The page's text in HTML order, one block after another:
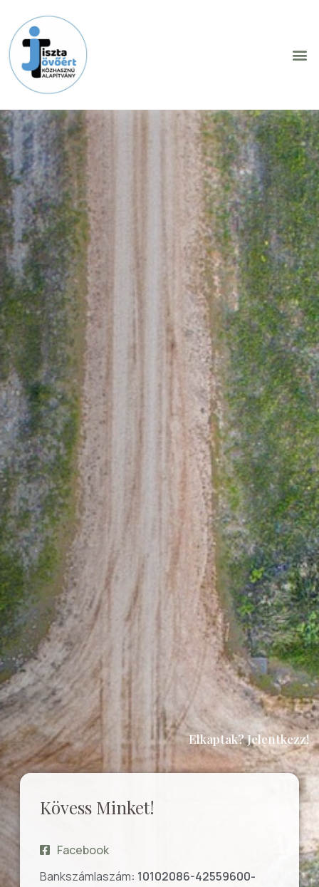
Elkaptak? Jelentkezz!
Kövess Minket!
Facebook
Bankszámlaszám: 10102086-42559600-